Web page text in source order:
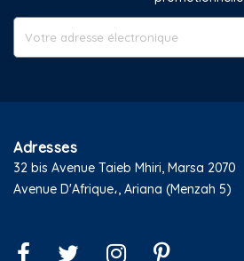
Adresses
32 bis Avenue Taieb Mhiri, Marsa 2070
Avenue D'Afrique،, Ariana (Menzah 5)